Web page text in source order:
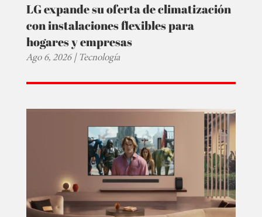
LG expande su oferta de climatización
con instalaciones flexibles para
hogares y empresas
Ago 6, 2026|Tecnología